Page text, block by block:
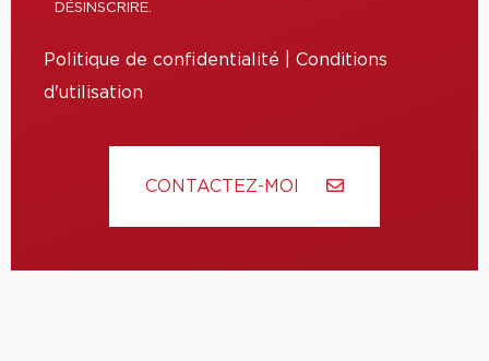
DÉSINSCRIRE.
Politique de confidentialité
Conditions
d'utilisation
CONTACTEZ-MOI